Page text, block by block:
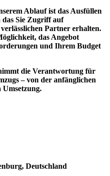
Ablauf ist das Ausfüllen
das Sie Zugriff auf
verlässlichen Partner erhalten.
das Angebot
und Ihrem Budget
die Verantwortung für
– von der anfänglichen
Umsetzung.
, Deutschland